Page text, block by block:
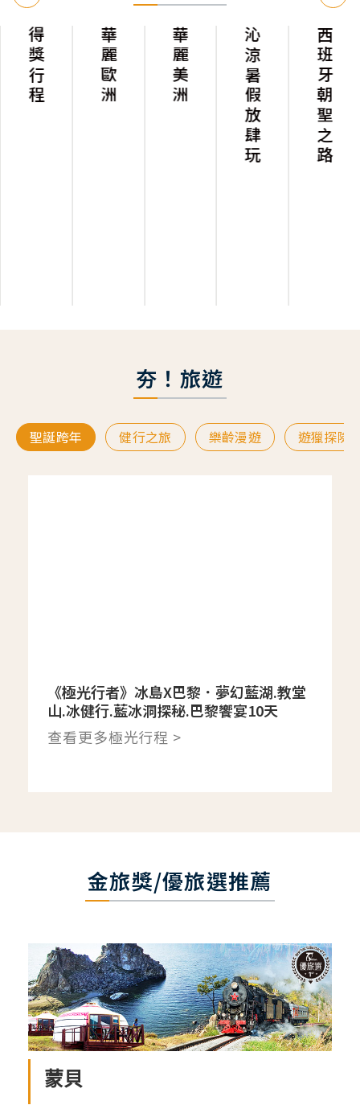
得獎行程 華麗歐洲 華麗美洲 沁涼暑假放肆玩 西班牙朝聖之路
夯！旅遊
聖誕跨年 健行之旅 樂齡漫遊 遊獵探險
《極光行者》冰島X巴黎．夢幻藍湖.教堂
山.冰健行.藍冰洞探秘.巴黎饗宴10天
查看更多極光行程 >
金旅獎/優旅選推薦
蒙貝